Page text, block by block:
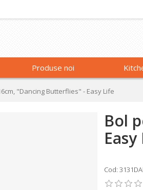
Produse noi
"Dancing Butterflies" - Easy Life
Bol
Cod: